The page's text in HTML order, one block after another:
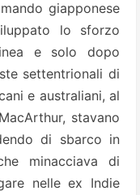
giapponese
lo sforzo
e solo dopo
settentrionali di
e australiani, al
stavano
di sbarco in
minacciava di
nelle ex Indie